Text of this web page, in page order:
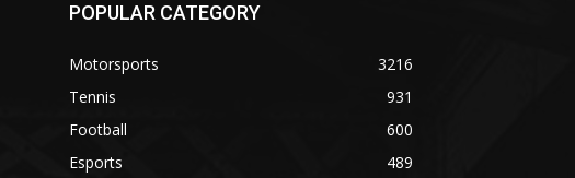
POPULAR CATEGORY
Motorsports
3216
Tennis
931
Football
600
Esports
489